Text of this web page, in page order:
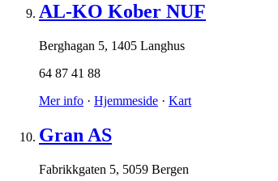
AL-KO Kober NUF
Berghagan 5, 1405 Langhus
64 87 41 88
Mer info · Hjemmeside · Kart
Gran AS
Fabrikkgaten 5, 5059 Bergen